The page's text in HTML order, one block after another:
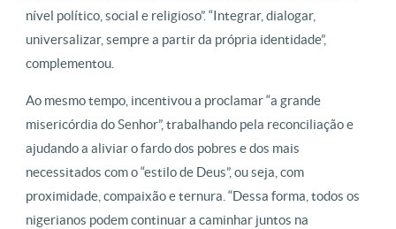
nível político, social e religioso”. “Integrar, dialogar,
universalizar, sempre a partir da própria identidade”,
complementou.
Ao mesmo tempo, incentivou a proclamar “a grande
misericórdia do Senhor”, trabalhando pela reconciliação e
ajudando a aliviar o fardo dos pobres e dos mais
necessitados com o “estilo de Deus”, ou seja, com
proximidade, compaixão e ternura. “Dessa forma, todos os
nigerianos podem continuar a caminhar juntos na